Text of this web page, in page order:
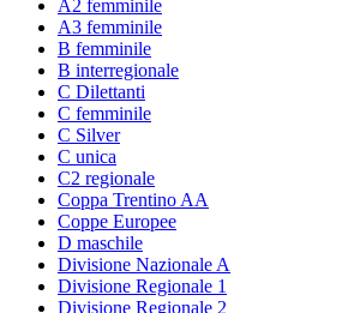
A2 femminile
A3 femminile
B femminile
B interregionale
C Dilettanti
C femminile
C Silver
C unica
C2 regionale
Coppa Trentino AA
Coppe Europee
D maschile
Divisione Nazionale A
Divisione Regionale 1
Divisione Regionale 2